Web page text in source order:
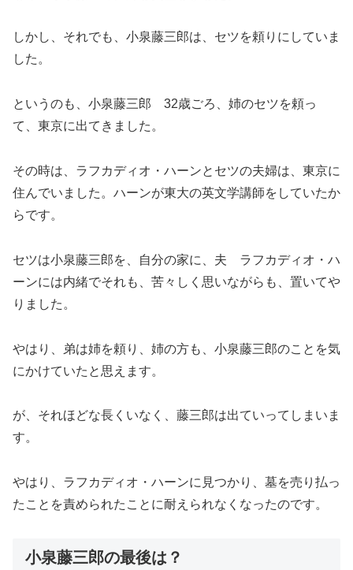
しかし、それでも、小泉藤三郎は、セツを頼りにしていま
した。
というのも、小泉藤三郎 32歳ごろ、姉のセツを頼っ
て、東京に出てきました。
その時は、ラフカディオ・ハーンとセツの夫婦は、東京に
住んでいました。ハーンが東大の英文学講師をしていたか
らです。
セツは小泉藤三郎を、自分の家に、夫 ラフカディオ・ハ
ーンには内緒でそれも、苦々しく思いながらも、置いてや
りました。
やはり、弟は姉を頼り、姉の方も、小泉藤三郎のことを気
にかけていたと思えます。
が、それほどな長くいなく、藤三郎は出ていってしまいま
す。
やはり、ラフカディオ・ハーンに見つかり、墓を売り払っ
たことを責められたことに耐えられなくなったのです。
小泉藤三郎の最後は？